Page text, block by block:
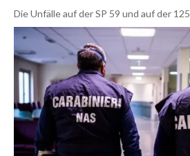
Die Unfälle auf der SP 59 und auf der 125